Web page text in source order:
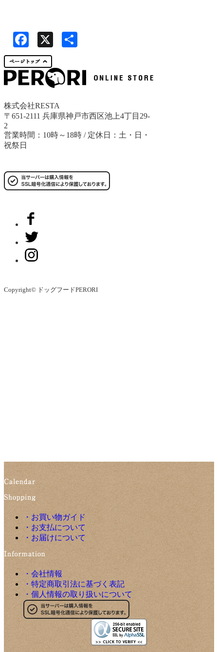
Facebook
株式会社RESTA
〒651-2111 兵庫県神戸市西区池上4丁目29-
2
営業時間：10時～18時 / 定休日：土・日・
祝祭日
Copyright© ドッグフードPERORI
・お買い物ガイド
・お支払について
・お届けについて
・会社情報
・特定商取引法に基づく表記
・個人情報の取り扱いについて